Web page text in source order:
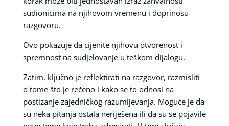
sudionicima na njihovom vremenu i doprinosu
razgovoru.
Ovo pokazuje da cijenite njihovu otvorenost i
spremnost na sudjelovanje u teškom dijalogu.
Zatim, ključno je reflektirati na razgovor, razmisliti
o tome što je rečeno i kako se to odnosi na
postizanje zajedničkog razumijevanja. Moguće je da
su neka pitanja ostala neriješena ili da su se pojavile